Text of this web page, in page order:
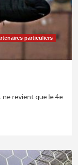
particuliers
ne revient que le 4e